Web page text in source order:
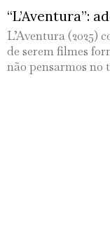
“L’Aventura”:
L’Aventura (2025)
de serem filmes
não pensarmos